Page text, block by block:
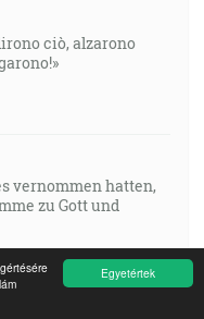
Egyetértek
ciò, alzarono
vernommen hatten,
zu Gott und